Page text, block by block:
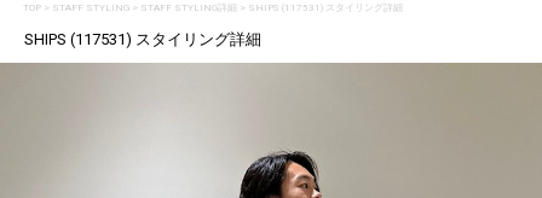
TOP> STAFF STYLING> STAFF STYLING詳細 > SHIPS (117531) スタイリング詳細
SHIPS (117531) スタイリング詳細